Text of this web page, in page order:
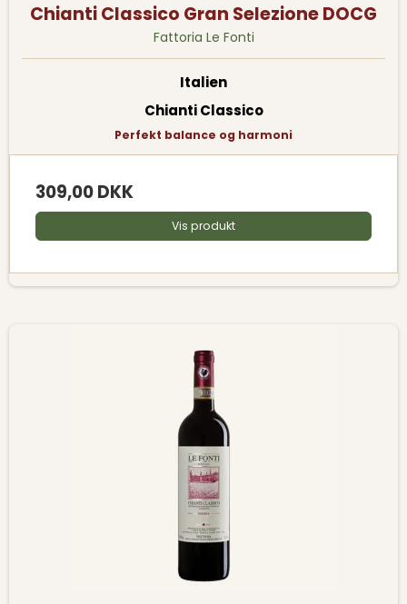
Chianti Classico Gran Selezione DOCG
Fattoria Le Fonti
Italien
Chianti Classico
Perfekt balance og harmoni
309,00 DKK
Vis produkt